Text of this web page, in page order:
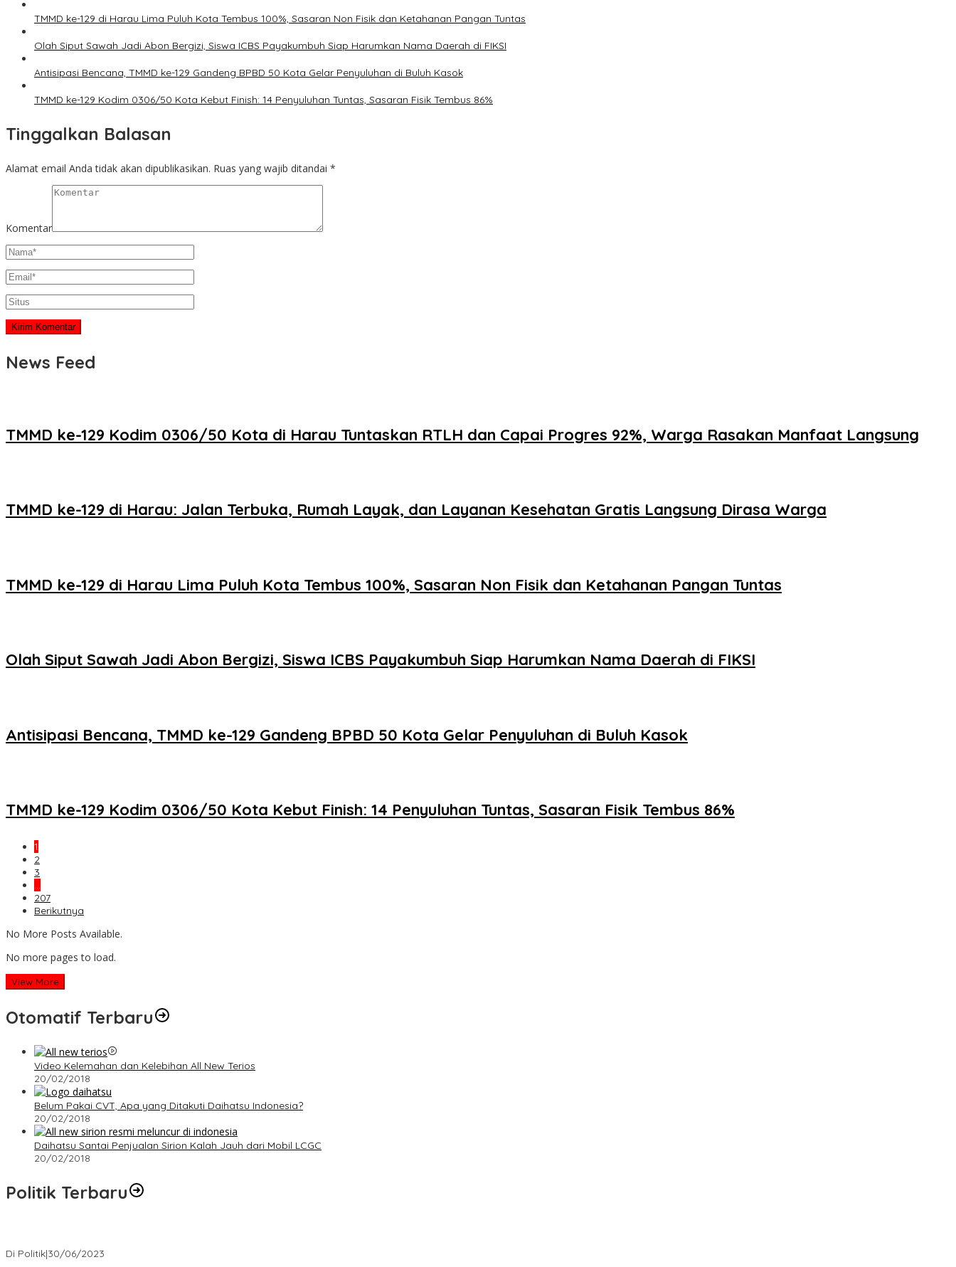
TMMD ke-129 di Harau Lima Puluh Kota Tembus 100%, Sasaran Non Fisik dan Ketahanan Pangan Tuntas
Olah Siput Sawah Jadi Abon Bergizi, Siswa ICBS Payakumbuh Siap Harumkan Nama Daerah di FIKSI
Antisipasi Bencana, TMMD ke-129 Gandeng BPBD 50 Kota Gelar Penyuluhan di Buluh Kasok
TMMD ke-129 Kodim 0306/50 Kota Kebut Finish: 14 Penyuluhan Tuntas, Sasaran Fisik Tembus 86%
Tinggalkan Balasan
Alamat email Anda tidak akan dipublikasikan. Ruas yang wajib ditandai *
Komentar
News Feed
TMMD ke-129 Kodim 0306/50 Kota di Harau Tuntaskan RTLH dan Capai Progres 92%, Warga Rasakan Manfaat Langsung
TMMD ke-129 di Harau: Jalan Terbuka, Rumah Layak, dan Layanan Kesehatan Gratis Langsung Dirasa Warga
TMMD ke-129 di Harau Lima Puluh Kota Tembus 100%, Sasaran Non Fisik dan Ketahanan Pangan Tuntas
Olah Siput Sawah Jadi Abon Bergizi, Siswa ICBS Payakumbuh Siap Harumkan Nama Daerah di FIKSI
Antisipasi Bencana, TMMD ke-129 Gandeng BPBD 50 Kota Gelar Penyuluhan di Buluh Kasok
TMMD ke-129 Kodim 0306/50 Kota Kebut Finish: 14 Penyuluhan Tuntas, Sasaran Fisik Tembus 86%
1
2
3
…
207
Berikutnya
No More Posts Available.
No more pages to load.
View More
Otomatif Terbaru
Video Kelemahan dan Kelebihan All New Terios
20/02/2018
Belum Pakai CVT, Apa yang Ditakuti Daihatsu Indonesia?
20/02/2018
Daihatsu Santai Penjualan Sirion Kalah Jauh dari Mobil LCGC
20/02/2018
Politik Terbaru
Di Politik|30/06/2023